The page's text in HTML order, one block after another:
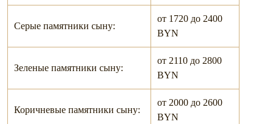
Серые памятники сыну:
от 1720 до 2400
BYN
Зеленые памятники сыну:
от 2110 до 2800
BYN
Коричневые памятники сыну:
от 2000 до 2600
BYN